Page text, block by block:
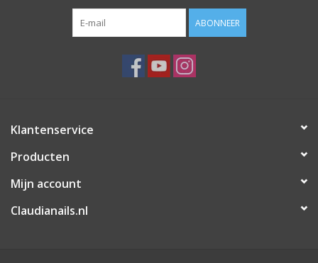
ABONNEER
Klantenservice
Producten
Mijn account
Claudianails.nl